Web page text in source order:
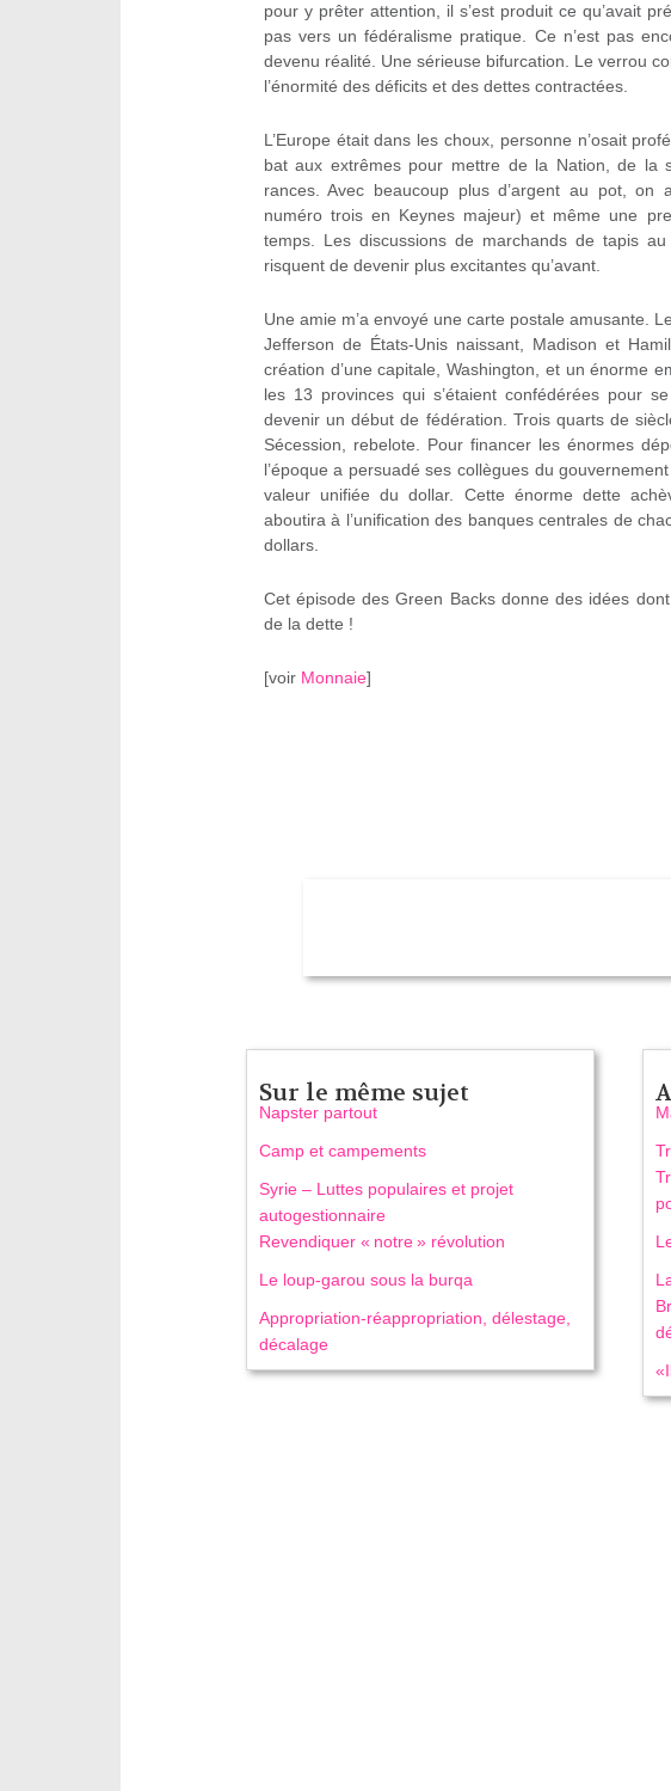
pour y prêter attention, il s’est produit ce qu’avait
pas vers un fédéralisme pratique. Ce n’est pas
devenu réalité. Une sérieuse bifurcation. Le verrou
l’énormité des déficits et des dettes contractées.
L’Europe était dans les choux, personne n’osait
bat aux extrêmes pour mettre de la Nation, de la
rances. Avec beaucoup plus d’argent au pot, on
numéro trois en Keynes majeur) et même une
temps. Les discussions de marchands de tapis
risquent de devenir plus excitantes qu’avant.
Une amie m’a envoyé une carte postale amusante.
Jefferson de États-Unis naissant, Madison et
création d’une capitale, Washington, et un énorme
les 13 provinces qui s’étaient confédérées pour
devenir un début de fédération. Trois quarts de
Sécession, rebelote. Pour financer les énormes
l’époque a persuadé ses collègues du
valeur unifiée du dollar. Cette énorme dette
aboutira à l’unification des banques centrales de
dollars.
Cet épisode des Green Backs donne des idées
de la dette !
[voir Monnaie]
Sur le même sujet
Napster partout
Camp et campements
Syrie – Luttes populaires et projet
autogestionnaire
Revendiquer « notre » révolution
Le loup-garou sous la burqa
Appropriation-réappropriation, délestage,
décalage